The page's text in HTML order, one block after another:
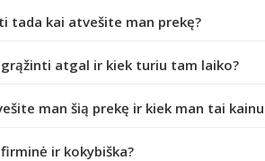
tada kai atvešite man prekę?
atgal ir kiek turiu tam laiko?
man šią prekę ir kiek man tai
ir kokybiška?